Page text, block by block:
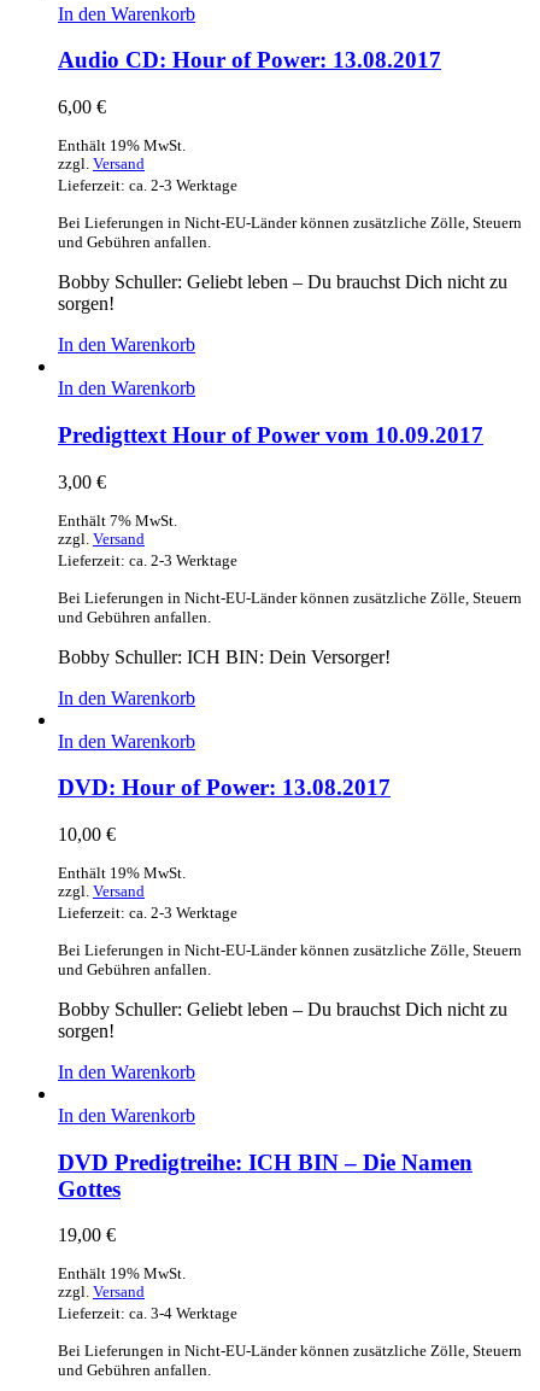
In den Warenkorb
Audio CD: Hour of Power: 13.08.2017
6,00 €
Enthält 19% MwSt.
zzgl. Versand
Lieferzeit: ca. 2-3 Werktage
Bei Lieferungen in Nicht-EU-Länder können zusätzliche Zölle, Steuern
und Gebühren anfallen.
Bobby Schuller: Geliebt leben – Du brauchst Dich nicht zu
sorgen!
In den Warenkorb
In den Warenkorb
Predigttext Hour of Power vom 10.09.2017
3,00 €
Enthält 7% MwSt.
zzgl. Versand
Lieferzeit: ca. 2-3 Werktage
Bei Lieferungen in Nicht-EU-Länder können zusätzliche Zölle, Steuern
und Gebühren anfallen.
Bobby Schuller: ICH BIN: Dein Versorger!
In den Warenkorb
In den Warenkorb
DVD: Hour of Power: 13.08.2017
10,00 €
Enthält 19% MwSt.
zzgl. Versand
Lieferzeit: ca. 2-3 Werktage
Bei Lieferungen in Nicht-EU-Länder können zusätzliche Zölle, Steuern
und Gebühren anfallen.
Bobby Schuller: Geliebt leben – Du brauchst Dich nicht zu
sorgen!
In den Warenkorb
In den Warenkorb
DVD Predigtreihe: ICH BIN – Die Namen
Gottes
19,00 €
Enthält 19% MwSt.
zzgl. Versand
Lieferzeit: ca. 3-4 Werktage
Bei Lieferungen in Nicht-EU-Länder können zusätzliche Zölle, Steuern
und Gebühren anfallen.